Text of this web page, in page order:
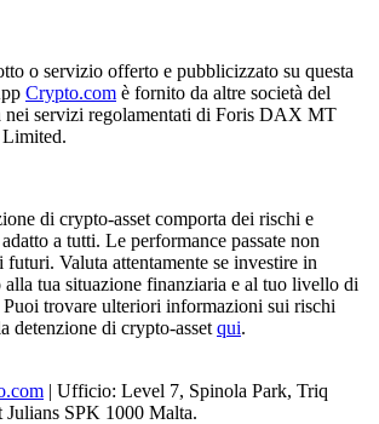
o servizio offerto e pubblicizzato su questa
Crypto.com è fornito da altre società del
nei servizi regolamentati di Foris DAX MT
di crypto-asset comporta dei rischi e
a tutti. Le performance passate non
futuri. Valuta attentamente se investire in
alla tua situazione finanziaria e al tuo livello di
trovare ulteriori informazioni sui rischi
detenzione di crypto-asset qui.
| Ufficio: Level 7, Spinola Park, Triq
SPK 1000 Malta.